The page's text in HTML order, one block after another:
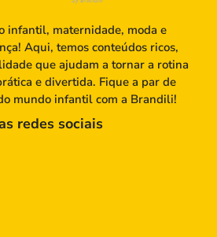
infantil, maternidade, moda e
Aqui, temos conteúdos ricos,
que ajudam a tornar a rotina
e divertida. Fique a par de
mundo infantil com a Brandili!
redes sociais